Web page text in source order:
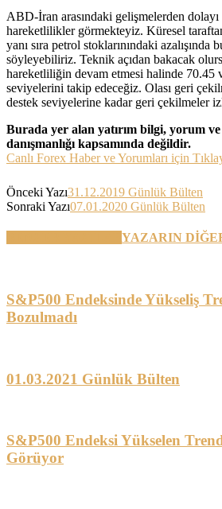
ABD-İran arasındaki gelişmelerden
hareketlilikler görmekteyiz. Küresel
yanı sıra petrol stoklarınındaki
söyleyebiliriz. Teknik açıdan bakacak
hareketliliğin devam etmesi halinde 70.45
seviyelerini takip edeceğiz. Olası geri
destek seviyelerine kadar geri çekilmeler
Burada yer alan yatırım bilgi, yorum ve
danışmanlığı kapsamında değildir.
Canlı Forex Haber ve Yorumları için
Önceki Yazı31.12.2019 Günlük Bülten
Sonraki Yazı07.01.2020 Günlük Bülten
YAZARIN
S&P500 Endeksinde Yükseliş
Bozulmadı
01.03.2021 Günlük Bülten
S&P500 Endeksi Yükselen
Görüyor